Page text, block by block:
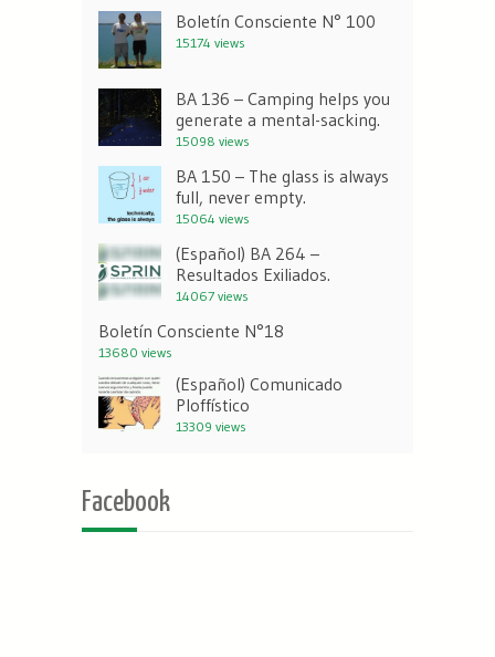
Boletín Consciente N° 100
15174 views
BA 136 – Camping helps you
generate a mental-sacking.
15098 views
BA 150 – The glass is always
full, never empty.
15064 views
(Español) BA 264 –
Resultados Exiliados.
14067 views
Boletín Consciente N°18
13680 views
(Español) Comunicado
Ploffístico
13309 views
Facebook